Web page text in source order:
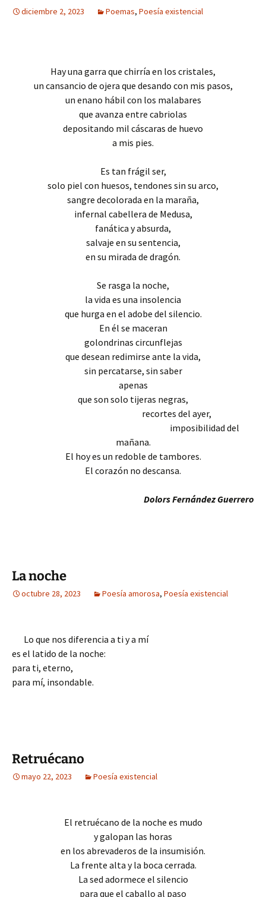
diciembre 2, 2023 Poemas, Poesía existencial
Hay una garra que chirría en los cristales,
un cansancio de ojera que desando con mis pasos,
un enano hábil con los malabares
que avanza entre cabriolas
depositando mil cáscaras de huevo
a mis pies.
Es tan frágil ser,
solo piel con huesos, tendones sin su arco,
sangre decolorada en la maraña,
infernal cabellera de Medusa,
fanática y absurda,
salvaje en su sentencia,
en su mirada de dragón.
Se rasga la noche,
la vida es una insolencia
que hurga en el adobe del silencio.
En él se maceran
golondrinas circunflejas
que desean redimirse ante la vida,
sin percatarse, sin saber
apenas
que son solo tijeras negras,
recortes del ayer,
imposibilidad del
mañana.
El hoy es un redoble de tambores.
El corazón no descansa.
Dolors Fernández Guerrero
La noche
octubre 28, 2023 Poesía amorosa, Poesía existencial
Lo que nos diferencia a ti y a mí
es el latido de la noche:
para ti, eterno,
para mí, insondable.
Retruécano
mayo 22, 2023 Poesía existencial
El retruécano de la noche es mudo
y galopan las horas
en los abrevaderos de la insumisión.
La frente alta y la boca cerrada.
La sed adormece el silencio
para que el caballo al paso